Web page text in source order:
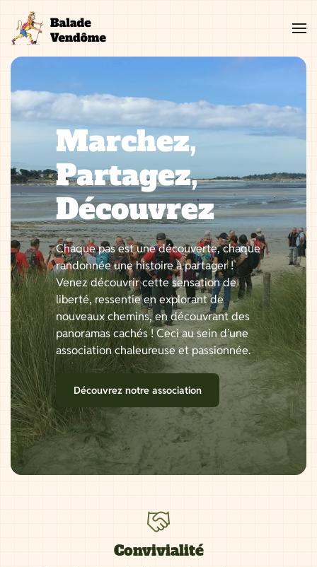
contenu
Marchez,
Partagez,
Découvrez
Chaque pas est une découverte, chaque
randonnée une histoire à partager !
Venez découvrir cette sensation de
liberté, ressentie en explorant de
nouveaux chemins, en découvrant des
panoramas cachés ! Ceci au sein d’une
association chaleureuse et passionnée.
Découvrez notre association
Convivialité